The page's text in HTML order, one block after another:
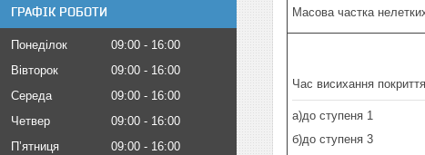
ГРАФІК РОБОТИ
Понеділок 09:00
16:00
Вівторок
09:00
16:00
Середа
09:00
16:00
Четвер
09:00
16:00
Пʼятниця
09:00 16:00
Масова частка
Час висихання
а)до ступеня 1
б)до ступеня 3